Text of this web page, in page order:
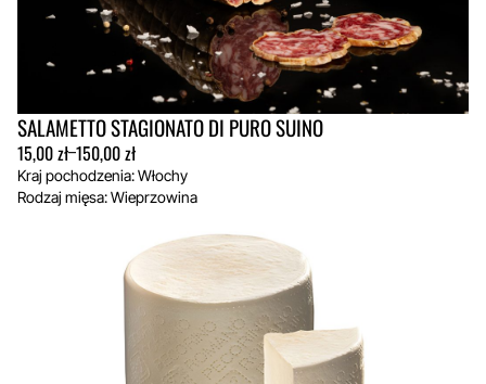
SALAMETTO STAGIONATO DI PURO SUINO
15,00zł–150,00zł
Zakres
cen:
od
Kraj pochodzenia: Włochy
Rodzaj mięsa: Wieprzowina